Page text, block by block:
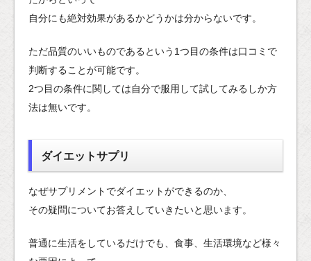
自分にも絶対効果があるかどうかは分からないです。
ただ品質のいいものであるという1つ目の条件は口コミで
判断することが可能です。
2つ目の条件に関しては自分で服用して試してみるしか方
法は無いです。
ダイエットサプリ
なぜサプリメントでダイエットができるのか、
その疑問についてお答えしていきたいと思います。
普通に生活をしているだけでも、食事、生活環境など様々